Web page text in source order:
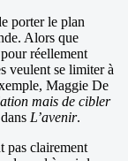
porter le plan
Alors que
réellement
veulent se limiter à
Maggie De
mais de cibler
L’avenir.
pas clairement